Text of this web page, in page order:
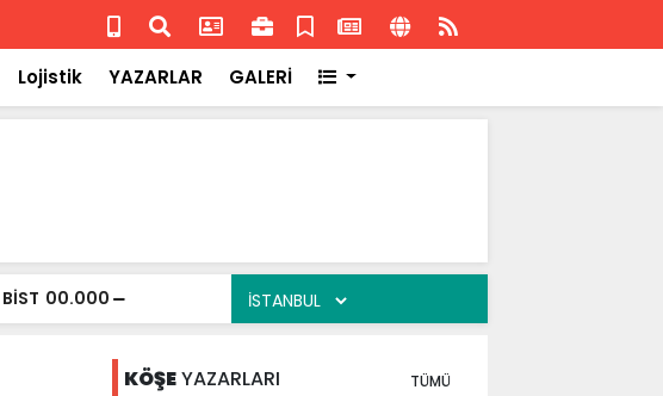
Isuzu'nun Fransa'daki başarısı
Lojistik YAZARLAR GALERİ
BİST 00.000
KÖŞEYAZARLARI TÜMÜ